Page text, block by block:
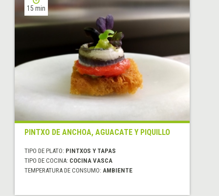
15 min
PINTXO DE ANCHOA, AGUACATE Y PIQUILLO
TIPO DE PLATO: PINTXOS Y TAPAS
TIPO DE COCINA: COCINA VASCA
TEMPERATURA DE CONSUMO: AMBIENTE